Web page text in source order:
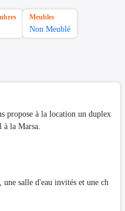
Meubles
Non Meublé
propose à la location un duplex
la Marsa.
une salle d'eau invités et une ch